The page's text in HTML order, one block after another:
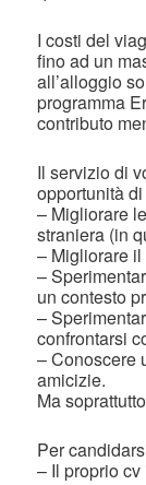
I costi del
fino ad un
all’alloggio
programma
contributo
Il servizio di
opportunità
– Migliorare
straniera (in
– Migliorare
–
un contesto
–
confrontarsi
– Conoscere
amicizie.
Ma
Per
– Il proprio